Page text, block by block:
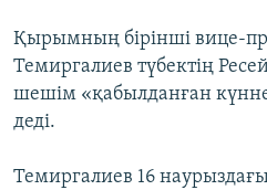
Қырымның бірінші вице-
Темиргалиев түбектің
шешім «қабылданған
деді.
Темиргалиев 16